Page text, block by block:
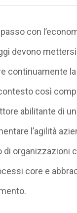
con
devono
continuamente
così
abilitante di
l’agilità
di organizzazioni
core e